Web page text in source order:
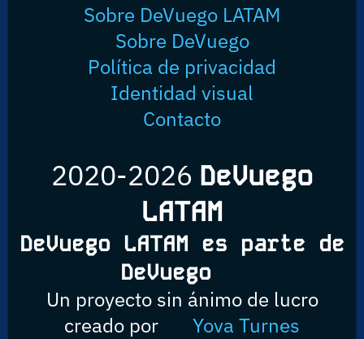
Sobre DeVuego LATAM
Sobre DeVuego
Política de privacidad
Identidad visual
Contacto
2020-2026 DeVuego
LATAM
DeVuego LATAM es parte de
DeVuego
Un proyecto sin ánimo de lucro
creado por
Yova Turnes